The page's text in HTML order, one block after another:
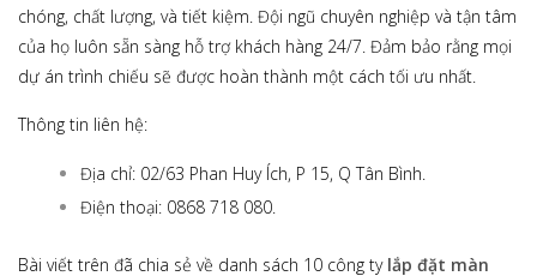
chóng, chất lượng, và tiết kiệm. Đội ngũ chuyên nghiệp và tận tâm
của họ luôn sẵn sàng hỗ trợ khách hàng 24/7. Đảm bảo rằng mọi
dự án trình chiếu sẽ được hoàn thành một cách tối ưu nhất.
Thông tin liên hệ:
Địa chỉ: 02/63 Phan Huy Ích, P 15, Q Tân Bình.
Điện thoại: 0868 718 080.
Bài viết trên đã chia sẻ về danh sách 10 công ty lắp đặt màn